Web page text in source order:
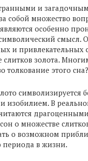
и
собой множество
особенно
смысл.
и привлекательных
слитков золота.
толкование этого сна?
символизируется
изобилием. В
о множестве
о возможном
периода в жизни.